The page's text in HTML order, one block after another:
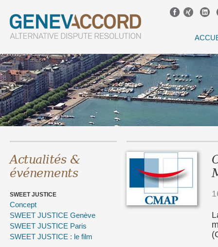
Actualités &
événements
SWEET JUSTICE
Concept
SWEET JUSTICE Genève
SWEET JUSTICE Paris
SWEET JUSTICE : le film